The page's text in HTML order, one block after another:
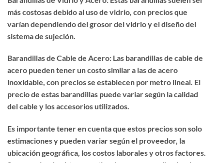
más costosas debido al uso de vidrio, con precios que
varían dependiendo del grosor del vidrio y el diseño del
sistema de sujeción.
Barandillas de Cable de Acero: Las barandillas de cable de
acero pueden tener un costo similar a las de acero
inoxidable, con precios se establecen por metro lineal. El
precio de estas barandillas puede variar según la calidad
del cable y los accesorios utilizados.
Es importante tener en cuenta que estos precios son solo
estimaciones y pueden variar según el proveedor, la
ubicación geográfica, los costos laborales y otros factores.